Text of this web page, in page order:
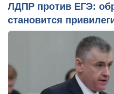
ЛДПР против ЕГЭ:
становится